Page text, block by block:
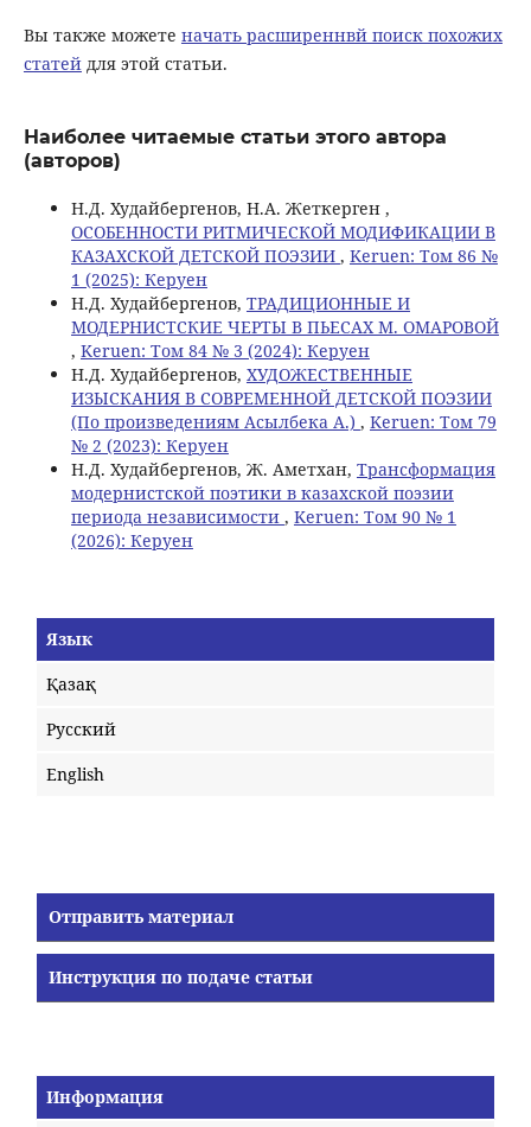
Вы также можете начать расширеннвй поиск похожих
статейдля этой статьи.
Наиболее читаемые статьи этого автора
(авторов)
Н.Д. Худайбергенов, Н.А. Жеткерген ,
ОСОБЕННОСТИ РИТМИЧЕСКОЙ МОДИФИКАЦИИ В
КАЗАХСКОЙ ДЕТСКОЙ ПОЭЗИИ , Keruen: Том 86 №
1 (2025): Керуен
Н.Д. Худайбергенов, ТРАДИЦИОННЫЕ И
МОДЕРНИСТСКИЕ ЧЕРТЫ В ПЬЕСАХ М. ОМАРОВОЙ
, Keruen: Том 84 № 3 (2024): Керуен
Н.Д. Худайбергенов, ХУДОЖЕСТВЕННЫЕ
ИЗЫСКАНИЯ В СОВРЕМЕННОЙ ДЕТСКОЙ ПОЭЗИИ
(По произведениям Асылбека А.) , Keruen: Том 79
№ 2 (2023): Керуен
Н.Д. Худайбергенов, Ж. Аметхан, Трансформация
модернистской поэтики в казахской поэзии
периода независимости , Keruen: Том 90 № 1
(2026): Керуен
Язык
Қазақ
Русский
English
Отправить материал
Инструкция по подаче статьи
Информация